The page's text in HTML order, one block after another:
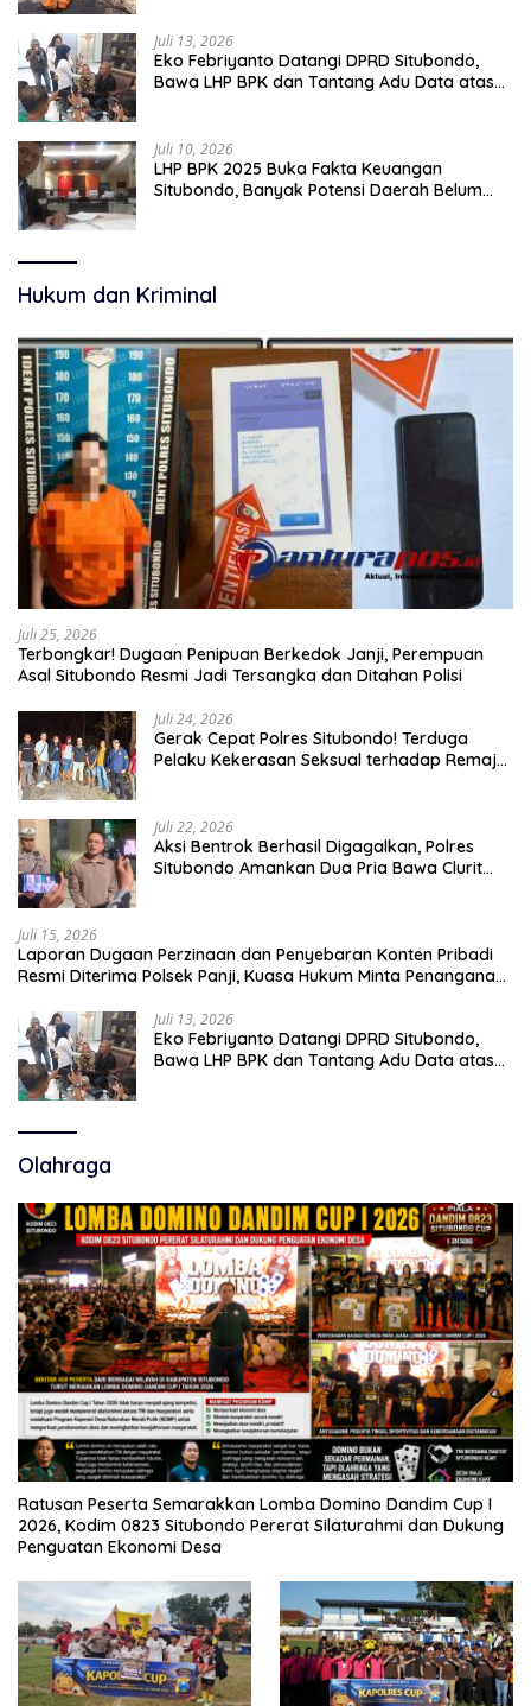
Juli 13, 2026
Eko Febriyanto Datangi DPRD Situbondo,
Bawa LHP BPK dan Tantang Adu Data atas
Juli 10, 2026
LHP BPK 2025 Buka Fakta Keuangan
Situbondo, Banyak Potensi Daerah Belum
Hukum dan Kriminal
Juli 25, 2026
Terbongkar! Dugaan Penipuan Berkedok Janji, Perempuan
Asal Situbondo Resmi Jadi Tersangka dan Ditahan Polisi
Juli 24, 2026
Gerak Cepat Polres Situbondo! Terduga
Pelaku Kekerasan Seksual terhadap Remaja
Juli 22, 2026
Aksi Bentrok Berhasil Digagalkan, Polres
Situbondo Amankan Dua Pria Bawa Clurit
Juli 15, 2026
Laporan Dugaan Perzinaan dan Penyebaran Konten Pribadi
Resmi Diterima Polsek Panji, Kuasa Hukum Minta Penanganan
Juli 13, 2026
Eko Febriyanto Datangi DPRD Situbondo,
Bawa LHP BPK dan Tantang Adu Data atas
Olahraga
Ratusan Peserta Semarakkan Lomba Domino Dandim Cup I
2026, Kodim 0823 Situbondo Pererat Silaturahmi dan Dukung
Penguatan Ekonomi Desa